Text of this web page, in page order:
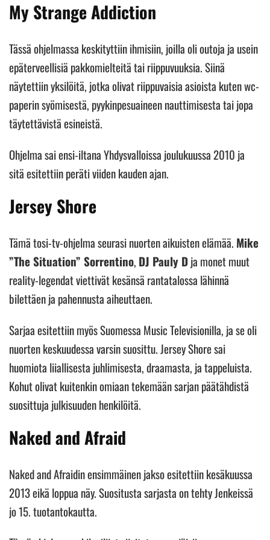
My Strange Addiction
Tässä ohjelmassa keskityttiin ihmisiin, joilla oli outoja ja usein
epäterveellisiä pakkomielteitä tai riippuvuuksia. Siinä
näytettiin yksilöitä, jotka olivat riippuvaisia asioista kuten wc-
paperin syömisestä, pyykinpesuaineen nauttimisesta tai jopa
täytettävistä esineistä.
Ohjelma sai ensi-iltana Yhdysvalloissa joulukuussa 2010 ja
sitä esitettiin peräti viiden kauden ajan.
Jersey Shore
Tämä tosi-tv-ohjelma seurasi nuorten aikuisten elämää. Mike
”The Situation” Sorrentino, DJ Pauly Dja monet muut
reality-legendat viettivät kesänsä rantatalossa lähinnä
bilettäen ja pahennusta aiheuttaen.
Sarjaa esitettiin myös Suomessa Music Televisionilla, ja se oli
nuorten keskuudessa varsin suosittu. Jersey Shore sai
huomiota liiallisesta juhlimisesta, draamasta, ja tappeluista.
Kohut olivat kuitenkin omiaan tekemään sarjan päätähdistä
suosittuja julkisuuden henkilöitä.
Naked and Afraid
Naked and Afraidin ensimmäinen jakso esitettiin kesäkuussa
2013 eikä loppua näy. Suositusta sarjasta on tehty Jenkeissä
jo 15. tuotantokautta.